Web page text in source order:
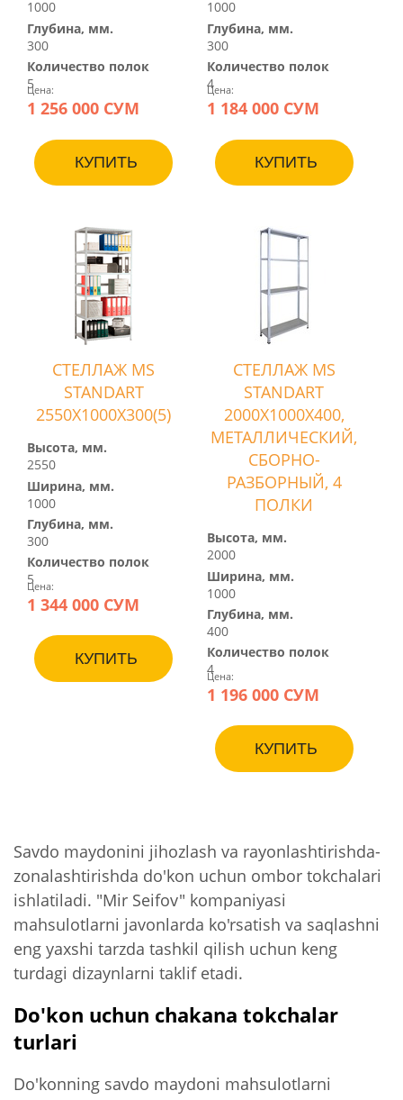
1000
Глубина, мм.
300
Количество полок
5
Цена:
1 256 000 СУМ
КУПИТЬ
1000
Глубина, мм.
300
Количество полок
4
Цена:
1 184 000 СУМ
КУПИТЬ
СТЕЛЛАЖ MS
STANDART
2550Х1000Х300(5)
Высота, мм.
2550
Ширина, мм.
1000
Глубина, мм.
300
Количество полок
5
Цена:
1 344 000 СУМ
КУПИТЬ
СТЕЛЛАЖ MS
STANDART
2000Х1000Х400,
МЕТАЛЛИЧЕСКИЙ,
СБОРНО-
РАЗБОРНЫЙ, 4
ПОЛКИ
Высота, мм.
2000
Ширина, мм.
1000
Глубина, мм.
400
Количество полок
4
Цена:
1 196 000 СУМ
КУПИТЬ
Savdo maydonini jihozlash va rayonlashtirishda-
zonalashtirishda do'kon uchun ombor tokchalari
ishlatiladi. "Mir Seifov" kompaniyasi
mahsulotlarni javonlarda ko'rsatish va saqlashni
eng yaxshi tarzda tashkil qilish uchun keng
turdagi dizaynlarni taklif etadi.
Do'kon uchun chakana tokchalar
turlari
Do'konning savdo maydoni mahsulotlarni